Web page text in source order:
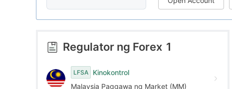
7
8
9
2
3
4
8
9
Regulator ng Forex 1
LFSA
Kinokontrol
Malaysia Paggawa ng Market (MM)